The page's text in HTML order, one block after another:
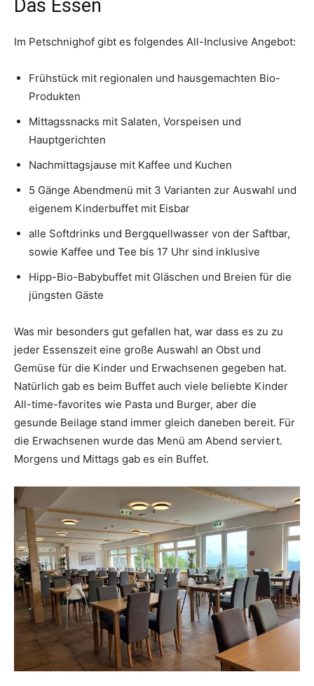
Das Essen
Im Petschnighof gibt es folgendes All-Inclusive Angebot:
Frühstück mit regionalen und hausgemachten Bio-
Produkten
Mittagssnacks mit Salaten, Vorspeisen und
Hauptgerichten
Nachmittagsjause mit Kaffee und Kuchen
5 Gänge Abendmenü mit 3 Varianten zur Auswahl und
eigenem Kinderbuffet mit Eisbar
alle Softdrinks und Bergquellwasser von der Saftbar,
sowie Kaffee und Tee bis 17 Uhr sind inklusive
Hipp-Bio-Babybuffet mit Gläschen und Breien für die
jüngsten Gäste
Was mir besonders gut gefallen hat, war dass es zu zu
jeder Essenszeit eine große Auswahl an Obst und
Gemüse für die Kinder und Erwachsenen gegeben hat.
Natürlich gab es beim Buffet auch viele beliebte Kinder
All-time-favorites wie Pasta und Burger, aber die
gesunde Beilage stand immer gleich daneben bereit. Für
die Erwachsenen wurde das Menü am Abend serviert.
Morgens und Mittags gab es ein Buffet.